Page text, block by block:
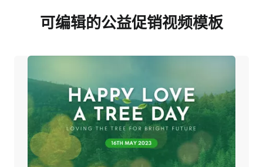
可编辑的公益促销视频模板